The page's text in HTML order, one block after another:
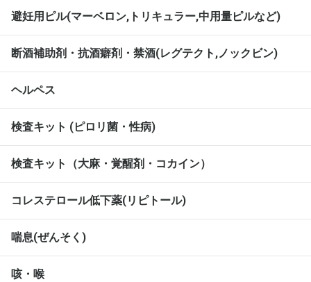
避妊用ピル(マーベロン,トリキュラー,中用量ピルなど)
断酒補助剤・抗酒癖剤・禁酒(レグテクト,ノックビン)
ヘルペス
検査キット (ピロリ菌・性病)
検査キット（大麻・覚醒剤・コカイン）
コレステロール低下薬(リピトール)
喘息(ぜんそく)
咳・喉